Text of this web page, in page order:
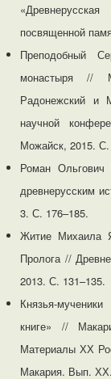
посвященной
Преподобный
монастыря //
Радонежский и
научной
Можайск, 2015.
Роман
древнерусским
3. С. 176–185.
Житие Михаила
Пролога //
2013. С. 131–135.
Князья-
книге» //
Материалы ХХ
Макария. Вып.